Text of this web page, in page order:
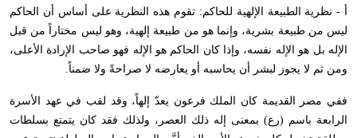
أ - نظرية الطبيعة الإلهية للحاكم: تقوم هذه النظرية على أساس أن الحاكم
ليس من طبيعة بشرية، وإنما هو من طبيعة إلهية، وهو ليس مختاراً من قبل
الإله بل هو الإله نفسه، وإذا كان الحاكم هو الإله فهو صاحب الإرادة الأعلى،
ومن ثم لا يجوز لبشر أن يحاسبه أو يعارضه لا صراحةً ولا ضمناً.
ففي مصر القديمة كان الملك فرعون يعدّ إلهاً، وقد لقب في عهد الأسرة
الرابعة باسم (رع) بمعنى إله ذلك العصر، ولذلك فقد كان يتمتع بسلطات